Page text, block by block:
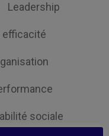
Leadership
efficacité
sociale